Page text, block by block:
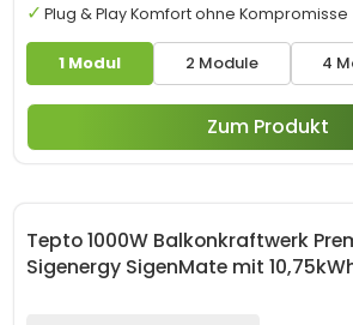
1 Modul 2 Module 4
Plug & Play Komfort ohne Kompromisse
Zum Produkt
Tepto 1000W Balkonkraftwerk
Sigenergy SigenMate mit